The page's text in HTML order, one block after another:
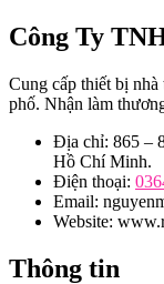
Công Ty
Cung cấp thiết bị nhà
phố. Nhận làm
Địa chỉ: 865 –
Hồ Chí Minh.
Điện thoại:
Email:
Website:
Thông tin